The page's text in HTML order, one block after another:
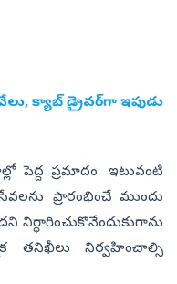
క్యాబ్‌ డ్రైవర్‌గా ఇపుడు
పెద్ద ప్రమాదం. ఇటువంటి
ప్రారంభించే ముందు
తనిఖీలు నిర్వహించాల్సి